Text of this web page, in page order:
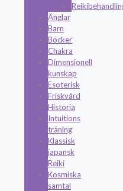
Änglar
Barn
Böcker
Chakra
Dimensionell
kunskap
Esoterisk
Friskvård
Historia
Intuitions
träning
Klassisk
japansk
Reiki
Kosmiska
samtal